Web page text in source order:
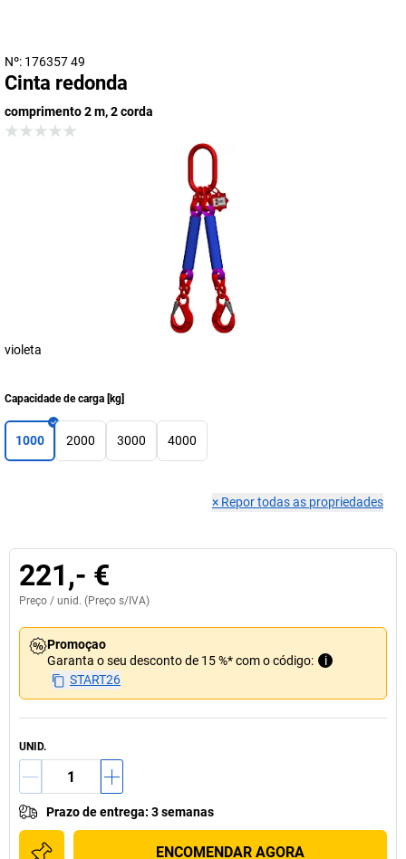
Nº: 176357 49
Cinta redonda
comprimento 2 m, 2 corda
violeta
Capacidade de carga [kg]
1000 2000 3000 4000
× Repor todas as propriedades
221,- €
Preço / unid. (Preço s/IVA)
Promoçao
Garanta o seu desconto de 15 %* com o código:
i
START26
UNID.
Prazo de entrega: 3 semanas
ENCOMENDAR AGORA